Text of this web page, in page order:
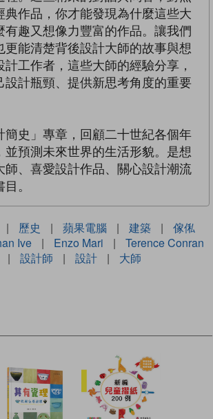
典作品，你才能發現為什麼這些大
有趣又想像力豐富的作品。讓我們
更能清楚背後設計大師的故事與想
工作者，這些大師的經驗分享，
設計瓶頸、提供新思考角度的重要
簡史」專章，回顧二十世紀各個年
並預測未來世界的生活形貌。是想
師、喜愛設計作品、關心設計潮流
。
| 歷史 | 蘋果電腦 | 建築 |
傢俬
Ive | Enzo Mari |
Terence Conran
| 設計師 | 設計 | 大師